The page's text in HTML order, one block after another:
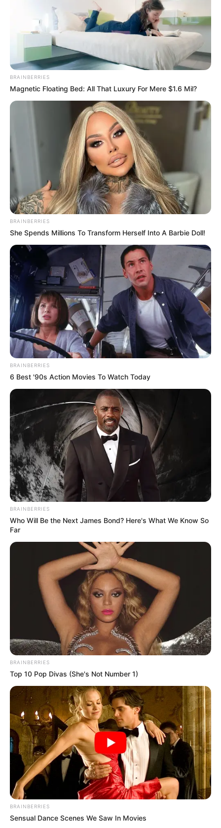
BRAINBERRIES
Magnetic Floating Bed: All That Luxury For Mere $1.6 Mil?
BRAINBERRIES
She Spends Millions To Transform Herself Into A Barbie Doll!
BRAINBERRIES
6 Best '90s Action Movies To Watch Today
BRAINBERRIES
Who Will Be the Next James Bond? Here's What We Know So
Far
BRAINBERRIES
Top 10 Pop Divas (She's Not Number 1)
BRAINBERRIES
Sensual Dance Scenes We Saw In Movies